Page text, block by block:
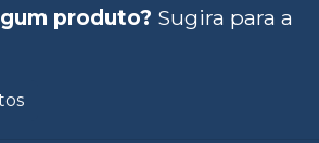
produto? Sugira para a